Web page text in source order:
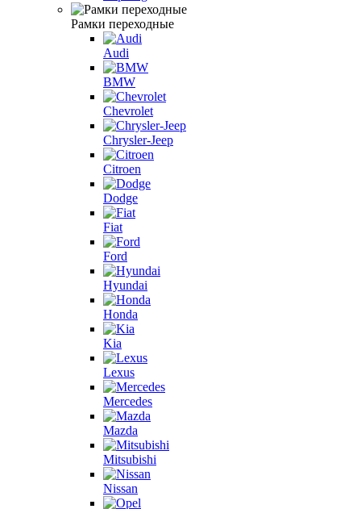
Рамки переходные
Audi
BMW
Chevrolet
Chrysler-Jeep
Citroen
Dodge
Fiat
Ford
Hyundai
Honda
Kia
Lexus
Mercedes
Mazda
Mitsubishi
Nissan